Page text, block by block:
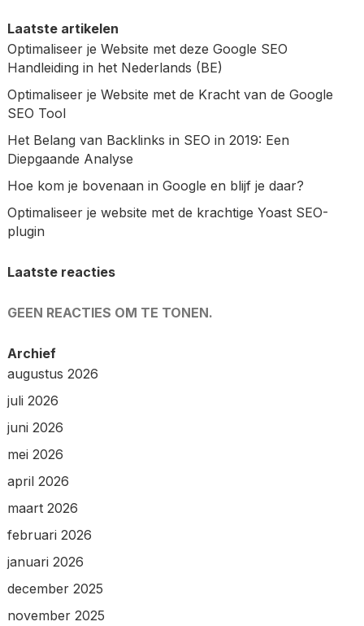
Laatste artikelen
Optimaliseer je Website met deze Google SEO
Handleiding in het Nederlands (BE)
Optimaliseer je Website met de Kracht van de Google
SEO Tool
Het Belang van Backlinks in SEO in 2019: Een
Diepgaande Analyse
Hoe kom je bovenaan in Google en blijf je daar?
Optimaliseer je website met de krachtige Yoast SEO-
plugin
Laatste reacties
GEEN REACTIES OM TE TONEN.
Archief
augustus 2026
juli 2026
juni 2026
mei 2026
april 2026
maart 2026
februari 2026
januari 2026
december 2025
november 2025